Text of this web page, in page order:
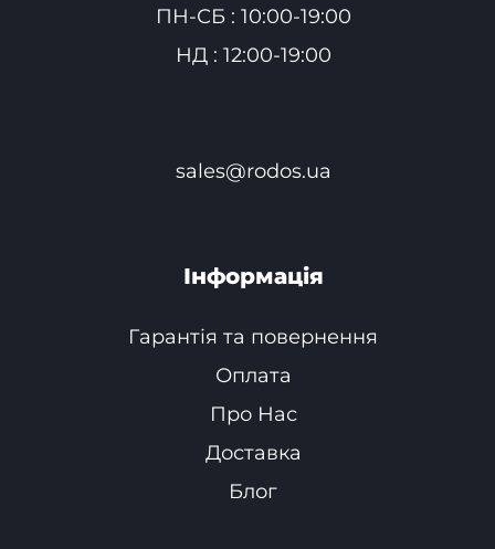
ПН-СБ : 10:00-19:00
НД : 12:00-19:00
sales@rodos.ua
Інформація
Гарантія та повернення
Оплата
Про Нас
Доставка
Блог